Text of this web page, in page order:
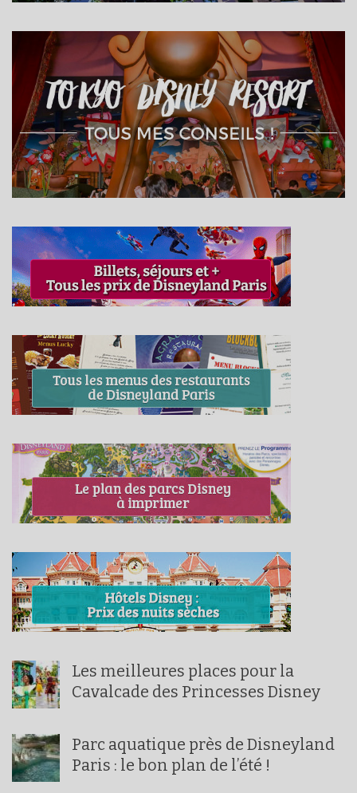
Les meilleures places pour la
Cavalcade des Princesses Disney
Parc aquatique près de Disneyland
Paris : le bon plan de l’été !